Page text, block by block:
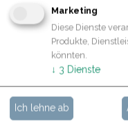
Hoppstar Beispielfotos
Nachhaltigkeit
SHOP
Marketing
Diese Dienste
Produkte,
könnten.
↓ 3 Dienste
Ich lehne ab